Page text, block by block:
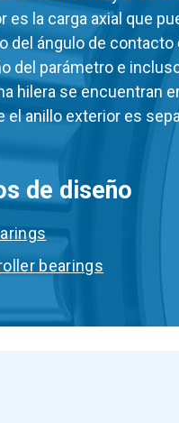
es la carga axial que
del ángulo de
del parámetro e
hilera se encuentran
el anillo exterior es
de diseño
bearings